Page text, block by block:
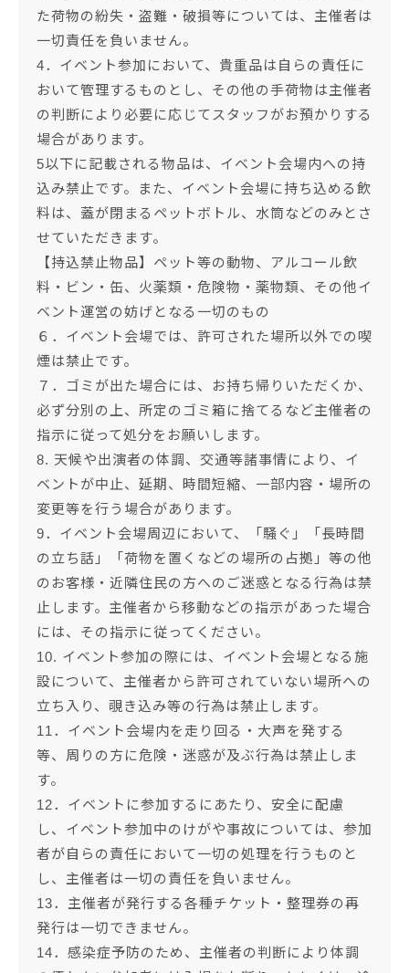
た荷物の紛失・盗難・破損等については、主催者は
一切責任を負いません。
4．イベント参加において、貴重品は自らの責任に
おいて管理するものとし、その他の手荷物は主催者
の判断により必要に応じてスタッフがお預かりする
場合があります。
5以下に記載される物品は、イベント会場内への持
込み禁止です。また、イベント会場に持ち込める飲
料は、蓋が閉まるペットボトル、水筒などのみとさ
せていただきます。
【持込禁止物品】ペット等の動物、アルコール飲
料・ビン・缶、火薬類・危険物・薬物類、その他イ
ベント運営の妨げとなる一切のもの
６．イベント会場では、許可された場所以外での喫
煙は禁止です。
７．ゴミが出た場合には、お持ち帰りいただくか、
必ず分別の上、所定のゴミ箱に捨てるなど主催者の
指示に従って処分をお願いします。
8. 天候や出演者の体調、交通等諸事情により、イ
ベントが中止、延期、時間短縮、一部内容・場所の
変更等を行う場合があります。
9．イベント会場周辺において、「騒ぐ」「長時間
の立ち話」「荷物を置くなどの場所の占拠」等の他
のお客様・近隣住民の方へのご迷惑となる行為は禁
止します。主催者から移動などの指示があった場合
には、その指示に従ってください。
10. イベント参加の際には、イベント会場となる施
設について、主催者から許可されていない場所への
立ち入り、覗き込み等の行為は禁止します。
11．イベント会場内を走り回る・大声を発する
等、周りの方に危険・迷惑が及ぶ行為は禁止しま
す。
12．イベントに参加するにあたり、安全に配慮
し、イベント参加中のけがや事故については、参加
者が自らの責任において一切の処理を行うものと
し、主催者は一切の責任を負いません。
13．主催者が発行する各種チケット・整理券の再
発行は一切できません。
14．感染症予防のため、主催者の判断により体調